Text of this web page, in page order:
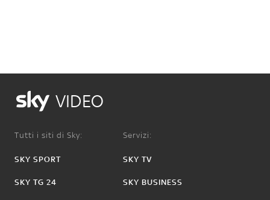
VIDEO
Tutti i siti di Sky:
SKY SPORT
SKY TG 24
Servizi:
SKY TV
SKY BUSINESS